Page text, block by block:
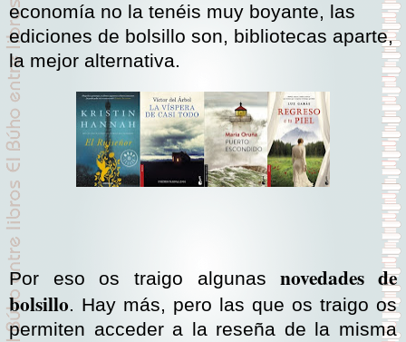
economía no la tenéis muy boyante, las
ediciones de bolsillo son, bibliotecas aparte,
la mejor alternativa.
Por eso os traigo algunasnovedades de
bolsillo. Hay más, pero las que os traigo os
permiten acceder a la reseña de la misma